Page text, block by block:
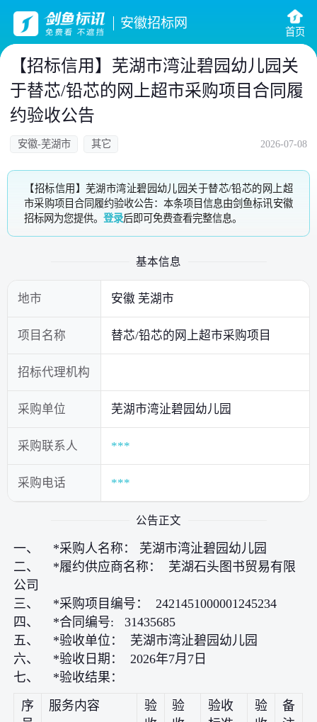
安徽招标网
首页
【招标信用】芜湖市湾沚碧园幼儿园关
于替芯/铅芯的网上超市采购项目合同履
约验收公告
安徽-芜湖市 其它 2026-07-08
【招标信用】芜湖市湾沚碧园幼儿园关于替芯/铅芯的网上超
市采购项目合同履约验收公告：本条项目信息由剑鱼标讯安徽
招标网为您提供。登录后即可免费查看完整信息。
基本信息
地市 安徽 芜湖市
项目名称 替芯/铅芯的网上超市采购项目
招标代理机构
采购单位 芜湖市湾沚碧园幼儿园
采购联系人 ***
采购电话 ***
公告正文
一、 *采购人名称： 芜湖市湾沚碧园幼儿园
二、 *履约供应商名称： 芜湖石头图书贸易有限
公司
三、 *采购项目编号： 2421451000001245234
四、 *合同编号: 31435685
五、 *验收单位： 芜湖市湾沚碧园幼儿园
六、 *验收日期： 2026年7月7日
七、 *验收结果：
序
服务内容
验
验
验收
验
备